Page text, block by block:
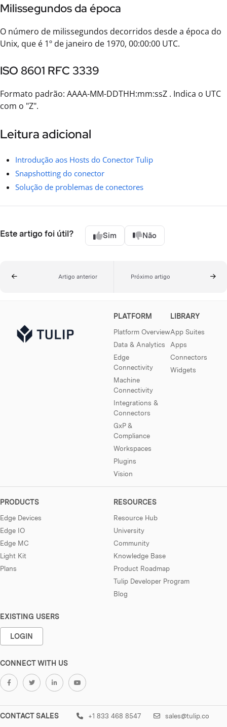
Milissegundos da época
O número de milissegundos decorridos desde a época do
Unix, que é 1º de janeiro de 1970, 00:00:00 UTC.
ISO 8601 RFC 3339
Formato padrão: AAAA-MM-DDTHH:mm:ssZ . Indica o UTC
com o "Z".
Leitura adicional
Introdução aos Hosts do Conector Tulip
Snapshotting do conector
Solução de problemas de conectores
Este artigo foi útil? Sim Não
Artigo anterior Próximo artigo
PLATFORM
Platform Overview
Data & Analytics
Edge
Connectivity
Machine
Connectivity
Integrations &
Connectors
GxP &
Compliance
Workspaces
Plugins
Vision
LIBRARY
App Suites
Apps
Connectors
Widgets
PRODUCTS
Edge Devices
Edge IO
Edge MC
Light Kit
Plans
RESOURCES
Resource Hub
University
Community
Knowledge Base
Product Roadmap
Tulip Developer Program
Blog
EXISTING USERS
LOGIN
CONNECT WITH US
CONTACT SALES +1 833 468 8547 sales@tulip.co